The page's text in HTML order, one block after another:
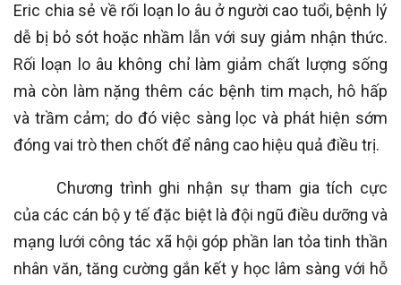
Eric chia sẻ về rối loạn lo âu ở người cao tuổi, bệnh lý
dễ bị bỏ sót hoặc nhầm lẫn với suy giảm nhận thức.
Rối loạn lo âu không chỉ làm giảm chất lượng sống
mà còn làm nặng thêm các bệnh tim mạch, hô hấp
và trầm cảm; do đó việc sàng lọc và phát hiện sớm
đóng vai trò then chốt để nâng cao hiệu quả điều trị.
Chương trình ghi nhận sự tham gia tích cực
của các cán bộ y tế đặc biệt là đội ngũ điều dưỡng và
mạng lưới công tác xã hội góp phần lan tỏa tinh thần
nhân văn, tăng cường gắn kết y học lâm sàng với hỗ